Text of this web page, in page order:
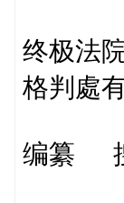
终极法
格判處
编纂